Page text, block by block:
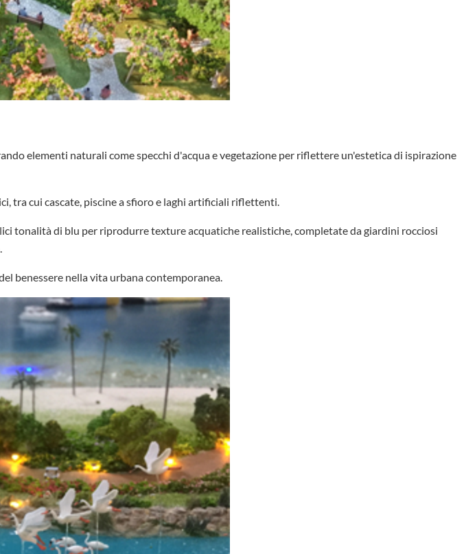
elementi naturali come specchi d'acqua e vegetazione per riflettere un'estetica di ispirazione
tra cui cascate, piscine a sfioro e laghi artificiali riflettenti.
tonalità di blu per riprodurre texture acquatiche realistiche, completate da giardini rocciosi
benessere nella vita urbana contemporanea.